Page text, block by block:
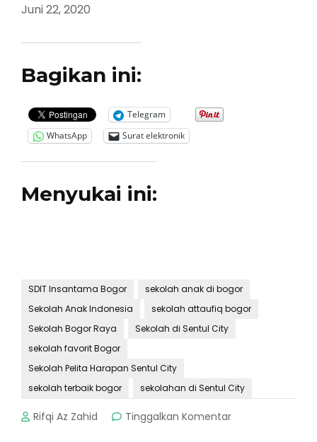
Tanggal
Juni 22, 2020
Bagikan ini:
Telegram
WhatsApp
Surat elektronik
Menyukai ini:
SDIT Insantama Bogor
sekolah anak di bogor
Sekolah Anak Indonesia
sekolah attaufiq bogor
Sekolah Bogor Raya
Sekolah di Sentul City
sekolah favorit Bogor
Sekolah Pelita Harapan Sentul City
sekolah terbaik bogor
sekolahan di Sentul City
Rifqi Az Zahid Tinggalkan Komentarpada